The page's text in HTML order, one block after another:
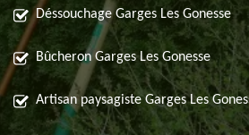
Déssouchage Garges Les Gonesse
Bûcheron Garges Les Gonesse
Artisan paysagiste Garges Les